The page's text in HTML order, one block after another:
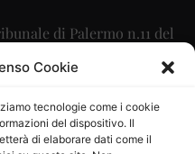
Cookie
tecnologie come i cookie
del dispositivo. Il
di elaborare dati come il
di Palermo n.11 del
Scaglione